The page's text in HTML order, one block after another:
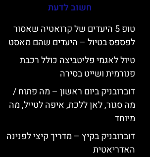
חשוב לדעת
טופ 5 היעדים של קרואטיה שאסור
לפספס בטיול – היעדים שהם מאסט
טיול לאגמי פליטביצה כולל רכבת
פנורמית ושייט בסירה
דוברובניק ביום ראשון – מה פתוח /
מה סגור, לאן ללכת, איפה לטייל, מה
מיוחד
דוברובניק בקיץ – מדריך קיצי לפנינה
האדריאטית